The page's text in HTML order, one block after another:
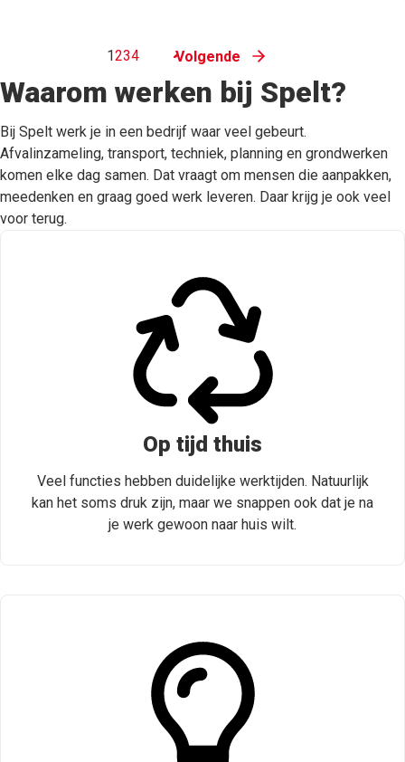
1234 Volgende
Waarom werken bij Spelt?
Bij Spelt werk je in een bedrijf waar veel gebeurt.
Afvalinzameling, transport, techniek, planning en grondwerken
komen elke dag samen. Dat vraagt om mensen die aanpakken,
meedenken en graag goed werk leveren. Daar krijg je ook veel
voor terug.
Op tijd thuis
Veel functies hebben duidelijke werktijden. Natuurlijk
kan het soms druk zijn, maar we snappen ook dat je na
je werk gewoon naar huis wilt.